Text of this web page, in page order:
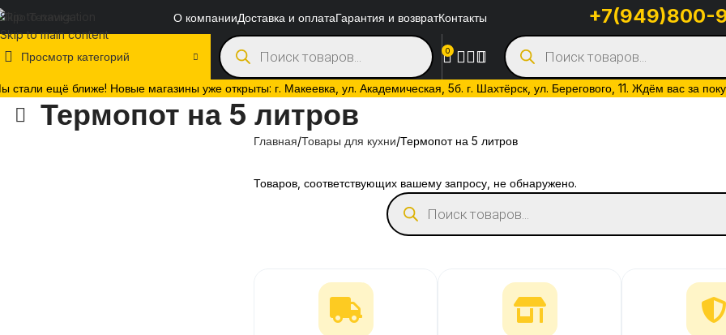
Skip to navigation
Skip to main content
стали ещё ближе! Новые магазины уже открыты: г. Макеевка, ул. Академическая, 5б. г. Шахтёрск, ул. Берегового, 11. Ждём вас за
О компанииДоставка и оплатаГарантия и возвратКонтакты +7(949)800-
Просмотр категорий 0
Термопот на 5 литров
Главная Товары для кухни Термопот на 5 литров
Товаров, соответствующих вашему запросу, не обнаружено.